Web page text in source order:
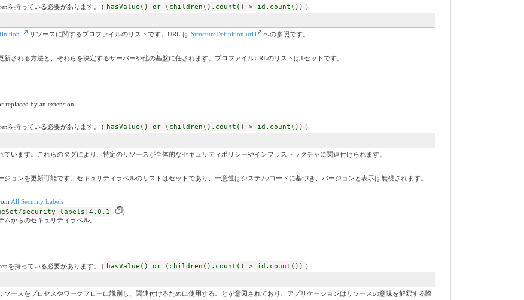
を持っている必要があります。 ( hasValue() or (children().count() > id.count()) )
リソースに関するプロファイルのリストです。URL は StructureDefinition.url
への参照です。
される方法と、それらを決定するサーバーや他の基盤に任されます。プロファイルURLのリストは1セットです。
replaced by an extension
を持っている必要があります。 ( hasValue() or (children().count() > id.count()) )
います。これらのタグにより、特定のリソースが全体的なセキュリティポリシーやインフラストラクチャに関連付けられます。
ョンを更新可能です。セキュリティラベルのリストはセットであり、一意性はシステム/コードに基づき、バージョンと表示は無視されます。
All Security Labels
security-labels|4.0.1
)
からのセキュリティラベル。
を持っている必要があります。 ( hasValue() or (children().count() > id.count()) )
ソースをプロセスやワークフローに識別し、関連付けるために使用することが意図されており、アプリケーションはリソースの意味を解釈する際